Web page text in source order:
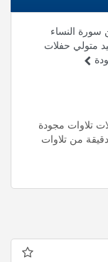
سورة النساء
متولي حفلات
تلاوات مجودة
استماع وتحميل mp3 ، استمع لأأكثر من 44.32 دقيقة من تلاوات